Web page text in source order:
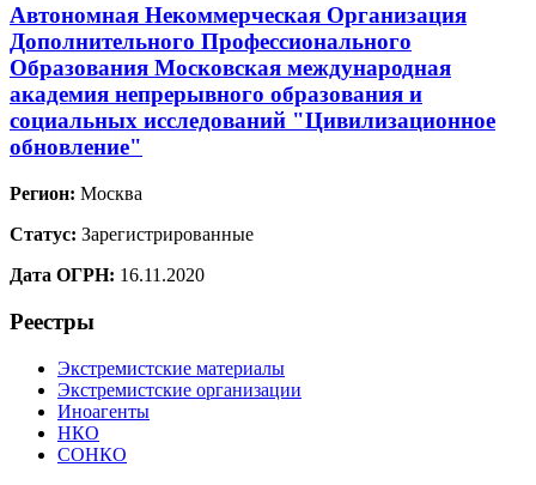
Автономная Некоммерческая Организация
Дополнительного Профессионального
Образования Московская международная
академия непрерывного образования и
социальных исследований "Цивилизационное
обновление"
Регион: Москва
Статус: Зарегистрированные
Дата ОГРН: 16.11.2020
Реестры
Экстремистские материалы
Экстремистские организации
Иноагенты
НКО
СОНКО